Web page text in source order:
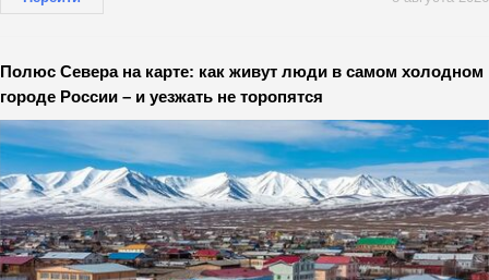
Полюс Севера на карте: как живут люди в самом холодном
городе России – и уезжать не торопятся